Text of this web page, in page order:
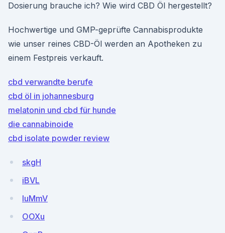
Dosierung brauche ich? Wie wird CBD Öl hergestellt?
Hochwertige und GMP-geprüfte Cannabisprodukte
wie unser reines CBD-Öl werden an Apotheken zu
einem Festpreis verkauft.
cbd verwandte berufe
cbd öl in johannesburg
melatonin und cbd für hunde
die cannabinoide
cbd isolate powder review
skgH
iBVL
IuMmV
OOXu